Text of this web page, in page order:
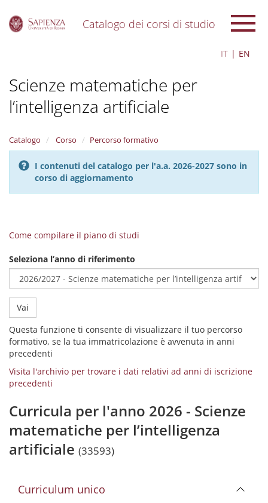
Catalogo dei corsi di studio
IT EN
Scienze matematiche per
l’intelligenza artificiale
Catalogo Corso Percorso formativo
I contenuti del catalogo per l'a.a. 2026-2027 sono in
corso di aggiornamento
Come compilare il piano di studi
Seleziona l’anno di riferimento
Vai
Questa funzione ti consente di visualizzare il tuo percorso
formativo, se la tua immatricolazione è avvenuta in anni
precedenti
Visita l'archivio per trovare i dati relativi ad anni di iscrizione
precedenti
Curricula per l'anno 2026 - Scienze
matematiche per l’intelligenza
artificiale (33593)
Curriculum unico